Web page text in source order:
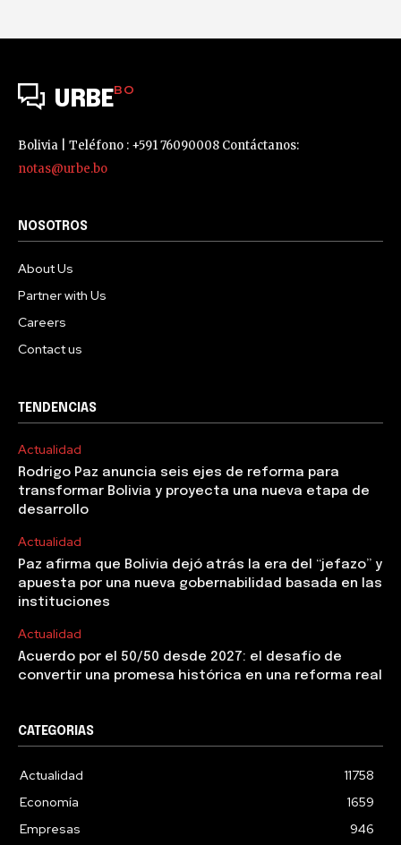
URBEBO
Bolivia | Teléfono : +591 76090008 Contáctanos:
notas@urbe.bo
NOSOTROS
About Us
Partner with Us
Careers
Contact us
TENDENCIAS
Actualidad
Rodrigo Paz anuncia seis ejes de reforma para
transformar Bolivia y proyecta una nueva etapa de
desarrollo
Actualidad
Paz afirma que Bolivia dejó atrás la era del “jefazo” y
apuesta por una nueva gobernabilidad basada en las
instituciones
Actualidad
Acuerdo por el 50/50 desde 2027: el desafío de
convertir una promesa histórica en una reforma real
CATEGORIAS
Actualidad
11758
Economía
1659
Empresas
946